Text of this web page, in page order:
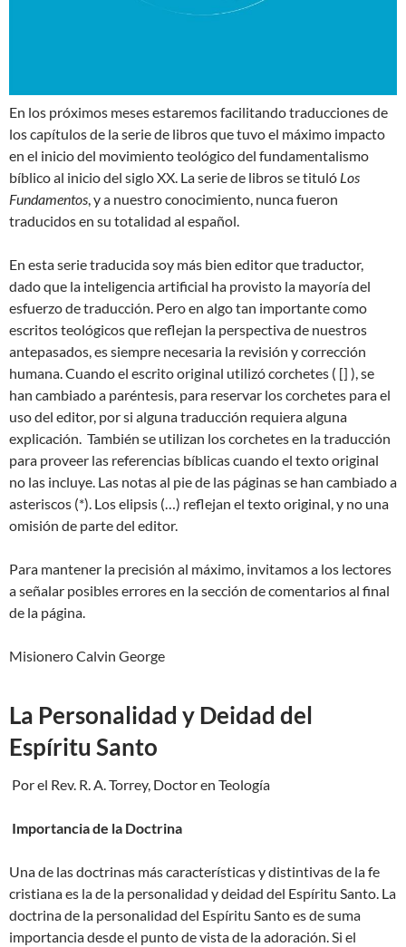
En los próximos meses estaremos facilitando traducciones de
los capítulos de la serie de libros que tuvo el máximo impacto
en el inicio del movimiento teológico del fundamentalismo
bíblico al inicio del siglo XX. La serie de libros se tituló Los
Fundamentos, y a nuestro conocimiento, nunca fueron
traducidos en su totalidad al español.
En esta serie traducida soy más bien editor que traductor,
dado que la inteligencia artificial ha provisto la mayoría del
esfuerzo de traducción. Pero en algo tan importante como
escritos teológicos que reflejan la perspectiva de nuestros
antepasados, es siempre necesaria la revisión y corrección
humana. Cuando el escrito original utilizó corchetes ( [] ), se
han cambiado a paréntesis, para reservar los corchetes para el
uso del editor, por si alguna traducción requiera alguna
explicación. También se utilizan los corchetes en la traducción
para proveer las referencias bíblicas cuando el texto original
no las incluye. Las notas al pie de las páginas se han cambiado a
asteriscos (*). Los elipsis (…) reflejan el texto original, y no una
omisión de parte del editor.
Para mantener la precisión al máximo, invitamos a los lectores
a señalar posibles errores en la sección de comentarios al final
de la página.
Misionero Calvin George
La Personalidad y Deidad del
Espíritu Santo
Por el Rev. R. A. Torrey, Doctor en Teología
Importancia de la Doctrina
Una de las doctrinas más características y distintivas de la fe
cristiana es la de la personalidad y deidad del Espíritu Santo. La
doctrina de la personalidad del Espíritu Santo es de suma
importancia desde el punto de vista de la adoración. Si el